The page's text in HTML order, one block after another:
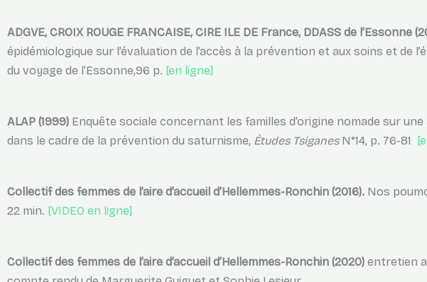
ADGVE, CROIX ROUGE FRANCAISE, CIRE ILE DE France, DDASS de l’Essonne
épidémiologique sur l’évaluation de l’accès à la prévention et aux soins et de
du voyage de l’Essonne,96 p. [en ligne]
ALAP (1999) Enquête sociale concernant les familles d’origine nomade sur
dans le cadre de la prévention du saturnisme, Études TsiganesN°14, p. 76-81
Collectif des femmes de l’aire d’accueil d’Hellemmes-Ronchin (2016). Nos
22 min. [VIDEO en ligne]
Collectif des femmes de l’aire d’accueil d’Hellemmes-Ronchin (2020) entretien